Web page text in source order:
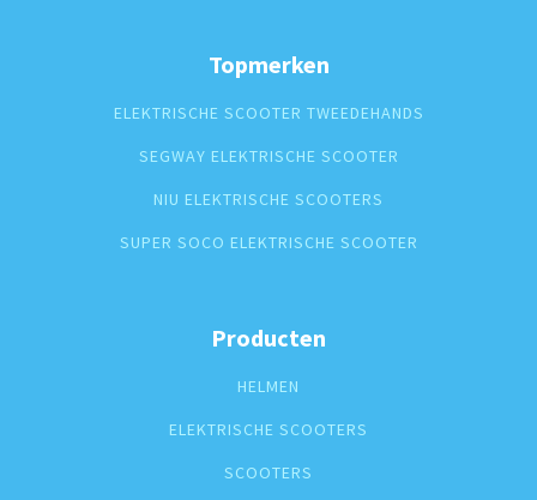
Topmerken
ELEKTRISCHE SCOOTER TWEEDEHANDS
SEGWAY ELEKTRISCHE SCOOTER
NIU ELEKTRISCHE SCOOTERS
SUPER SOCO ELEKTRISCHE SCOOTER
Producten
HELMEN
ELEKTRISCHE SCOOTERS
SCOOTERS